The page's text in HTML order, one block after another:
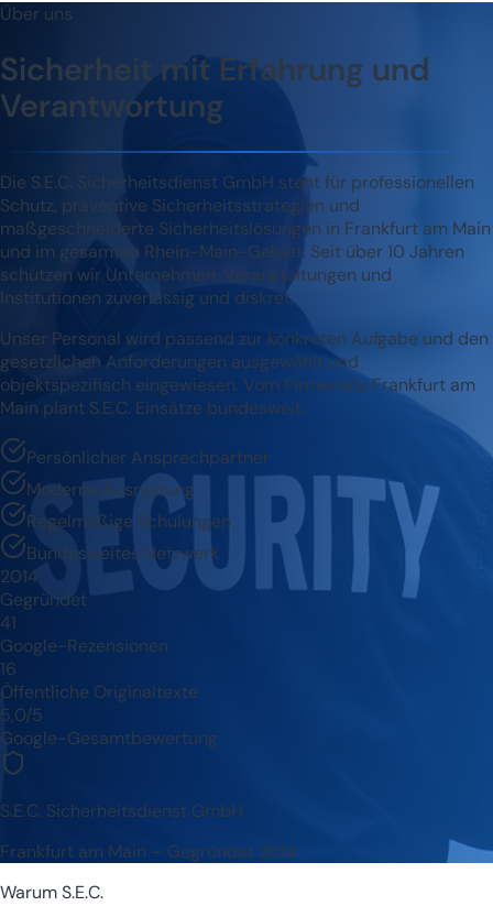
Über uns
Sicherheit mit Erfahrung und
Verantwortung
Die S.E.C. Sicherheitsdienst GmbH steht für professionellen
Schutz, präventive Sicherheitsstrategien und
maßgeschneiderte Sicherheitslösungen in Frankfurt am Main
und im gesamten Rhein-Main-Gebiet. Seit über 10 Jahren
schützen wir Unternehmen, Veranstaltungen und
Institutionen zuverlässig und diskret.
Unser Personal wird passend zur konkreten Aufgabe und den
gesetzlichen Anforderungen ausgewählt und
objektspezifisch eingewiesen. Vom Firmensitz Frankfurt am
Main plant S.E.C. Einsätze bundesweit.
Persönlicher Ansprechpartner
Moderne Ausrüstung
Regelmäßige Schulungen
Bundesweites Netzwerk
2014
Gegründet
41
Google-Rezensionen
16
Öffentliche Originaltexte
5,0/5
Google-Gesamtbewertung
S.E.C. Sicherheitsdienst GmbH
Frankfurt am Main – Gegründet 2014
Warum S.E.C.